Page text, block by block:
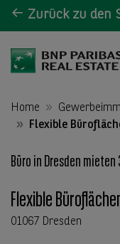
Zurück zu den
Home
Flexible
Büro in Dresden mieten
Flexible
01067 Dresden